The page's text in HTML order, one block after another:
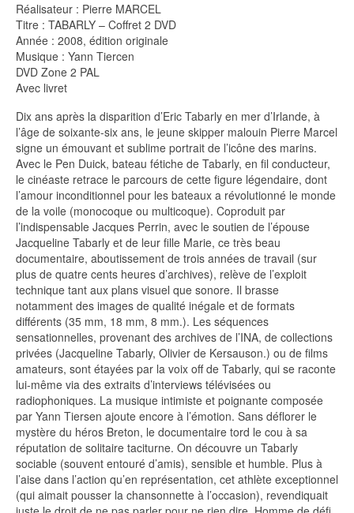
Réalisateur : Pierre MARCEL
Titre : TABARLY – Coffret 2 DVD
Année : 2008, édition originale
Musique : Yann Tiercen
DVD Zone 2 PAL
Avec livret
Dix ans après la disparition d’Eric Tabarly en mer d’Irlande, à
l’âge de soixante-six ans, le jeune skipper malouin Pierre Marcel
signe un émouvant et sublime portrait de l’icône des marins.
Avec le Pen Duick, bateau fétiche de Tabarly, en fil conducteur,
le cinéaste retrace le parcours de cette figure légendaire, dont
l’amour inconditionnel pour les bateaux a révolutionné le monde
de la voile (monocoque ou multicoque). Coproduit par
l’indispensable Jacques Perrin, avec le soutien de l’épouse
Jacqueline Tabarly et de leur fille Marie, ce très beau
documentaire, aboutissement de trois années de travail (sur
plus de quatre cents heures d’archives), relève de l’exploit
technique tant aux plans visuel que sonore. Il brasse
notamment des images de qualité inégale et de formats
différents (35 mm, 18 mm, 8 mm.). Les séquences
sensationnelles, provenant des archives de l’INA, de collections
privées (Jacqueline Tabarly, Olivier de Kersauson.) ou de films
amateurs, sont étayées par la voix off de Tabarly, qui se raconte
lui-même via des extraits d’interviews télévisées ou
radiophoniques. La musique intimiste et poignante composée
par Yann Tiersen ajoute encore à l’émotion. Sans déflorer le
mystère du héros Breton, le documentaire tord le cou à sa
réputation de solitaire taciturne. On découvre un Tabarly
sociable (souvent entouré d’amis), sensible et humble. Plus à
l’aise dans l’action qu’en représentation, cet athlète exceptionnel
(qui aimait pousser la chansonnette à l’occasion), revendiquait